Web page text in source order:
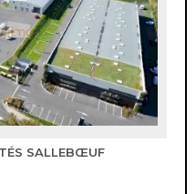
SALLEBŒUF